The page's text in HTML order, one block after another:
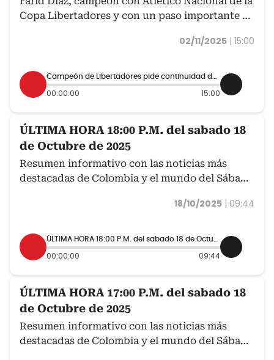
Copa Libertadores y con un paso importante en
Deportes de Caracol Radio, donde se refirió a la
desempeño que ha tenido con el técnico Diego
Arias.
02/11/2025 | 15:00
00:00:00 15:00
ÚLTIMA HORA 18:00 P.M. del sabado 18
de Octubre de 2025
Resumen informativo con las noticias más
destacadas de Colombia y el mundo del Sábado
18/10/2025 | 09:44
00:00:00 09:44
ÚLTIMA HORA 17:00 P.M. del sabado 18
de Octubre de 2025
Resumen informativo con las noticias más
destacadas de Colombia y el mundo del Sábado